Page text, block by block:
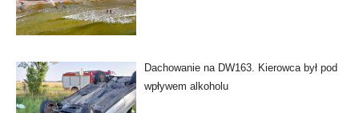
Dachowanie na DW163. Kierowca był pod
wpływem alkoholu